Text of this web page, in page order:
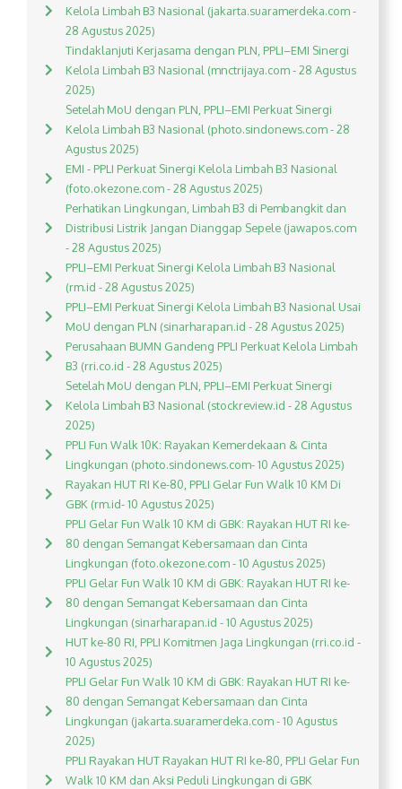
Kelola Limbah B3 Nasional (jakarta.suaramerdeka.com -
28 Agustus 2025)
Tindaklanjuti Kerjasama dengan PLN, PPLI–EMI Sinergi
Kelola Limbah B3 Nasional (mnctrijaya.com - 28 Agustus
2025)
Setelah MoU dengan PLN, PPLI–EMI Perkuat Sinergi
Kelola Limbah B3 Nasional (photo.sindonews.com - 28
Agustus 2025)
EMI - PPLI Perkuat Sinergi Kelola Limbah B3 Nasional
(foto.okezone.com - 28 Agustus 2025)
Perhatikan Lingkungan, Limbah B3 di Pembangkit dan
Distribusi Listrik Jangan Dianggap Sepele (jawapos.com
- 28 Agustus 2025)
PPLI–EMI Perkuat Sinergi Kelola Limbah B3 Nasional
(rm.id - 28 Agustus 2025)
PPLI–EMI Perkuat Sinergi Kelola Limbah B3 Nasional Usai
MoU dengan PLN (sinarharapan.id - 28 Agustus 2025)
Perusahaan BUMN Gandeng PPLI Perkuat Kelola Limbah
B3 (rri.co.id - 28 Agustus 2025)
Setelah MoU dengan PLN, PPLI–EMI Perkuat Sinergi
Kelola Limbah B3 Nasional (stockreview.id - 28 Agustus
2025)
PPLI Fun Walk 10K: Rayakan Kemerdekaan & Cinta
Lingkungan (photo.sindonews.com- 10 Agustus 2025)
Rayakan HUT RI Ke-80, PPLI Gelar Fun Walk 10 KM Di
GBK (rm.id- 10 Agustus 2025)
PPLI Gelar Fun Walk 10 KM di GBK: Rayakan HUT RI ke-
80 dengan Semangat Kebersamaan dan Cinta
Lingkungan (foto.okezone.com - 10 Agustus 2025)
PPLI Gelar Fun Walk 10 KM di GBK: Rayakan HUT RI ke-
80 dengan Semangat Kebersamaan dan Cinta
Lingkungan (sinarharapan.id - 10 Agustus 2025)
HUT ke-80 RI, PPLI Komitmen Jaga Lingkungan (rri.co.id -
10 Agustus 2025)
PPLI Gelar Fun Walk 10 KM di GBK: Rayakan HUT RI ke-
80 dengan Semangat Kebersamaan dan Cinta
Lingkungan (jakarta.suaramerdeka.com - 10 Agustus
2025)
PPLI Rayakan HUT Rayakan HUT RI ke-80, PPLI Gelar Fun
Walk 10 KM dan Aksi Peduli Lingkungan di GBK